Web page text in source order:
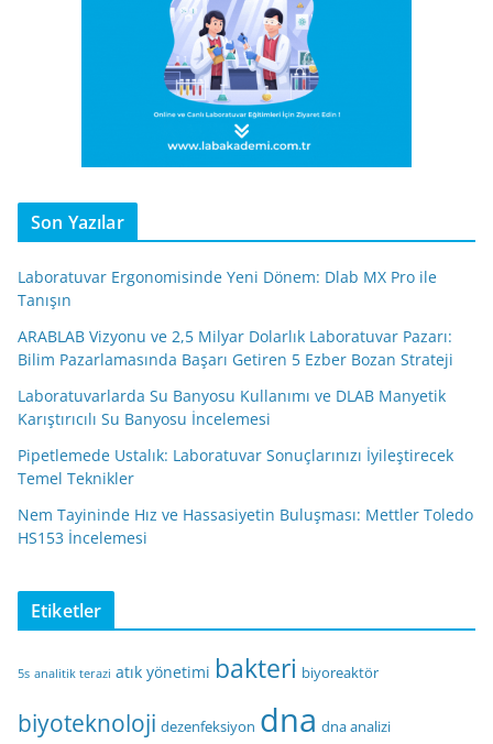
Son Yazılar
Laboratuvar Ergonomisinde Yeni Dönem: Dlab MX Pro ile
Tanışın
ARABLAB Vizyonu ve 2,5 Milyar Dolarlık Laboratuvar Pazarı:
Bilim Pazarlamasında Başarı Getiren 5 Ezber Bozan Strateji
Laboratuvarlarda Su Banyosu Kullanımı ve DLAB Manyetik
Karıştırıcılı Su Banyosu İncelemesi
Pipetlemede Ustalık: Laboratuvar Sonuçlarınızı İyileştirecek
Temel Teknikler
Nem Tayininde Hız ve Hassasiyetin Buluşması: Mettler Toledo
HS153 İncelemesi
Etiketler
5s analitik terazi atık yönetimi bakteri biyoreaktör
biyoteknoloji dezenfeksiyon dna dna analizi